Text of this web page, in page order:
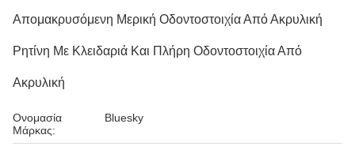
Απομακρυσόμενη Μερική Οδοντοστοιχία Από Ακρυλική
Ρητίνη Με Κλειδαριά Και Πλήρη Οδοντοστοιχία Από
Ακρυλική
Ονομασία
Μάρκας:
Bluesky